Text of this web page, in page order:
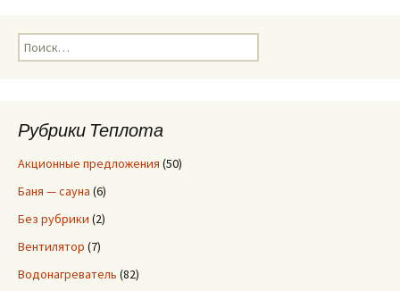
Н
а
:Рубрики Теплота
Акционные предложения (50)
Баня — сауна (6)
Без рубрики (2)
Вентилятор (7)
Водонагреватель (82)